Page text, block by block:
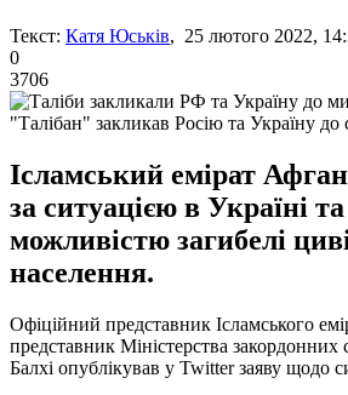
Текст: Катя Юськів, 25 лютого 2022,
0
3706
"Талібан" закликав Росію та Україну до
Ісламський емірат
за ситуацією в Україні
можливістю загибелі
населення.
Офіційний представник Ісламського
представник Міністерства
Балхі опублікував у Twitter заяву щодо